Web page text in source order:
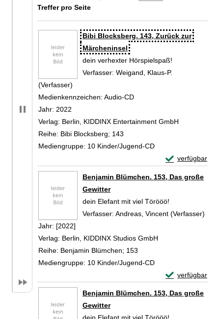
Treffer pro Seite
Suchergebnis
Zu den Suchfiltern springen
Bibi Blocksberg. 143, Zurück zur
Märcheninsel
dein verhexter Hörspielspaß!
Verfasser: Weigand, Klaus-P.
(Verfasser)
Medienkennzeichen: Audio-CD
Jahr: 2022
Verlag: Berlin, KIDDINX Entertainment GmbH
Reihe: Bibi Blocksberg; 143
Mediengruppe: 10 Kinder/Jugend-CD
verfügbar
Exemplar-
Benjamin Blümchen. 153, Das große
Gewitter
dein Elefant mit viel Törööö!
Verfasser: Andreas, Vincent (Verfasser)
Jahr: [2022]
Verlag: Berlin, KIDDINX Studios GmbH
Reihe: Benjamin Blümchen; 153
Mediengruppe: 10 Kinder/Jugend-CD
verfügbar
Exemplar-
Benjamin Blümchen. 153, Das große
Gewitter